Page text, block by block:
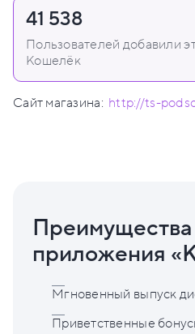
41 538
Пользователей добавили
Кошелёк
Сайт магазина: http://ts-
Преимущества
приложения
Мгновенный выпуск
Приветственные